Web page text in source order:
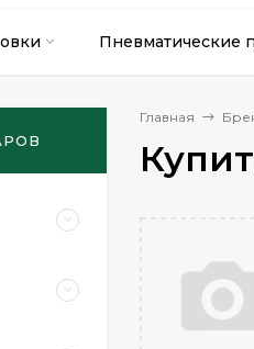
Пневматические
Главная